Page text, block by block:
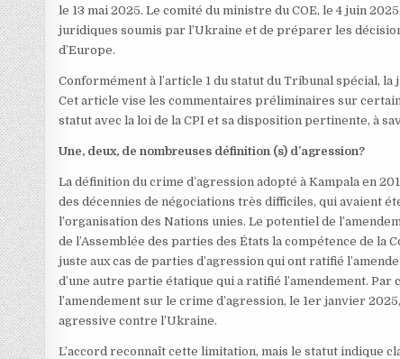
le 13 mai 2025. Le comité du ministre du COE, le 4 juin
juridiques soumis par l’Ukraine et de préparer les
d’Europe.
Conformément à l’article 1 du statut du Tribunal spécial,
Cet article vise les commentaires préliminaires sur
statut avec la loi de la CPI et sa disposition pertinente, à
Une, deux, de nombreuses définition (s) d’agression?
La définition du crime d’agression adopté à Kampala en
des décennies de négociations très difficiles, qui avaient
l’organisation des Nations unies. Le potentiel de
de l’Assemblée des parties des États la compétence de
juste aux cas de parties d’agression qui ont ratifié
d’une autre partie étatique qui a ratifié l’amendement.
l’amendement sur le crime d’agression, le 1er janvier
agressive contre l’Ukraine.
L’accord reconnaît cette limitation, mais le statut indique